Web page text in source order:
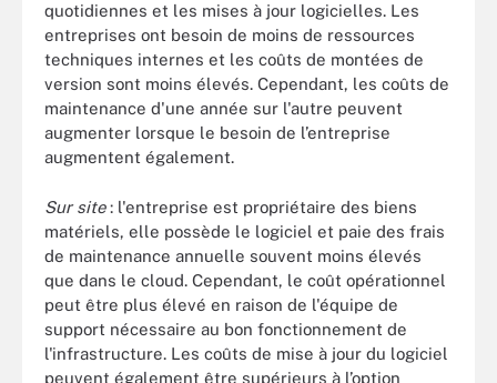
quotidiennes et les mises à jour logicielles. Les
entreprises ont besoin de moins de ressources
techniques internes et les coûts de montées de
version sont moins élevés. Cependant, les coûts de
maintenance d'une année sur l'autre peuvent
augmenter lorsque le besoin de l’entreprise
augmentent également.
Sur site: l'entreprise est propriétaire des biens
matériels, elle possède le logiciel et paie des frais
de maintenance annuelle souvent moins élevés
que dans le cloud. Cependant, le coût opérationnel
peut être plus élevé en raison de l'équipe de
support nécessaire au bon fonctionnement de
l'infrastructure. Les coûts de mise à jour du logiciel
peuvent également être supérieurs à l’option